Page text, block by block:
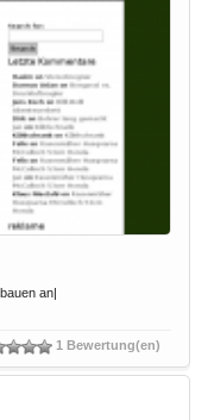
an|
1 Bewertung(en)